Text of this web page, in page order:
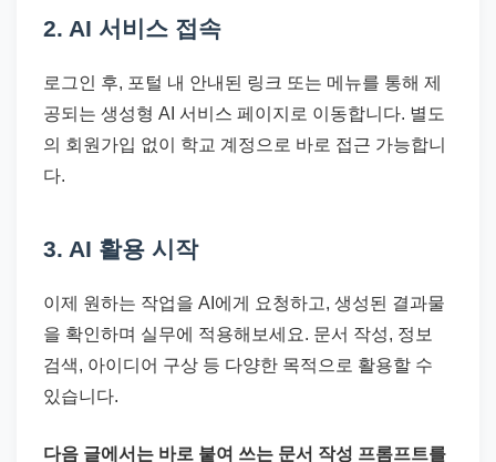
2. AI 서비스 접속
로그인 후, 포털 내 안내된 링크 또는 메뉴를 통해 제
공되는 생성형 AI 서비스 페이지로 이동합니다. 별도
의 회원가입 없이 학교 계정으로 바로 접근 가능합니
다.
3. AI 활용 시작
이제 원하는 작업을 AI에게 요청하고, 생성된 결과물
을 확인하며 실무에 적용해보세요. 문서 작성, 정보
검색, 아이디어 구상 등 다양한 목적으로 활용할 수
있습니다.
다음 글에서는 바로 붙여 쓰는 문서 작성 프롬프트를